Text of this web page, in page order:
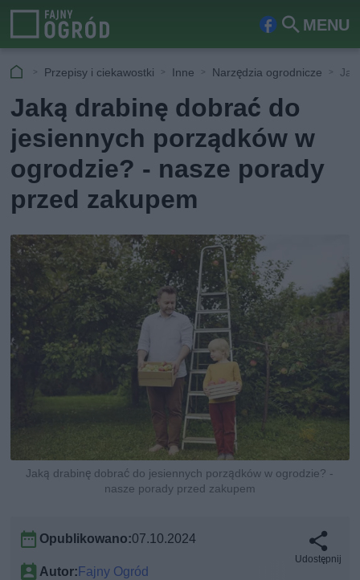
MENU
Fa
ook
Szu
kaj
Przepisy i ciekawostki Inne Narzędzia ogrodnicze
Jaką drabinę dobrać do
jesiennych porządków w
ogrodzie? - nasze porady
przed zakupem
Jaką drabinę dobrać do jesiennych porządków w ogrodzie? -
nasze porady przed zakupem
Opublikowano:07.10.2024
Autor:Fajny Ogród
Udostępnij